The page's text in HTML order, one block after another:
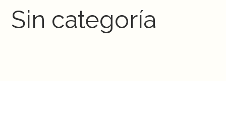
Sin categoría